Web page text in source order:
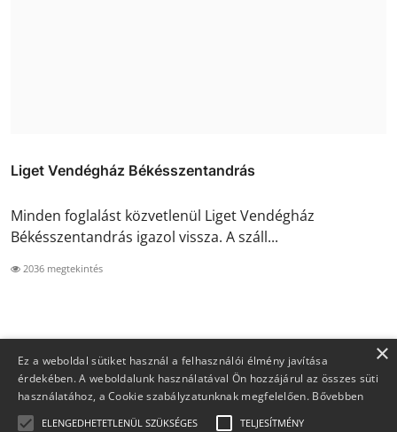
Liget Vendégház Békésszentandrás
Minden foglalást közvetlenül Liget Vendégház
Békésszentandrás igazol vissza. A száll...
2036 megtekintés
×
Ez a weboldal sütiket használ a felhasználói élmény javítása
érdekében. A weboldalunk használatával Ön hozzájárul az összes süti
használatához, a Cookie szabályzatunknak megfelelően. Bővebben
ELENGEDHETETLENÜL SZÜKSÉGES TELJESÍTMÉNY